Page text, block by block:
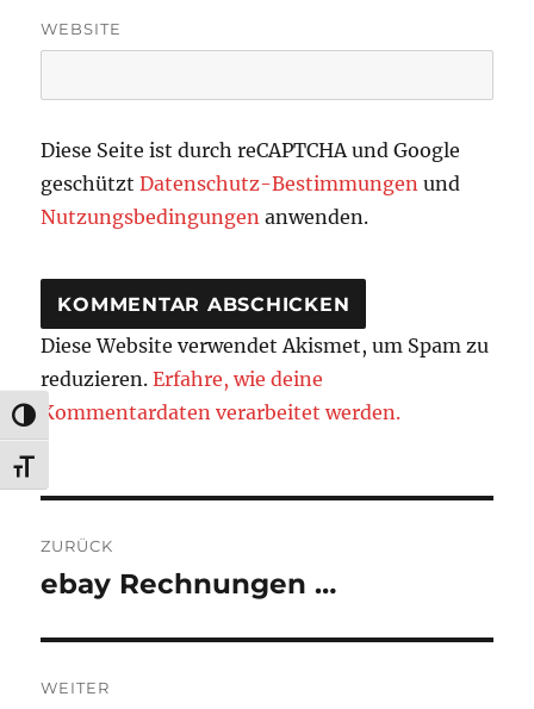
UMSCHALTEN AUF HOHE KONTRASTE
SCHRIFT VERGRÖSSERN
WEBSITE
Diese Seite ist durch reCAPTCHA und Google
geschütztDatenschutz-Bestimmungen und
Nutzungsbedingungen anwenden.
Diese Website verwendet Akismet, um Spam zu
reduzieren.Erfahre, wie deine
Kommentardaten verarbeitet werden.
ZURÜCK
Vorheriger
ebay Rechnungen …
WEITER